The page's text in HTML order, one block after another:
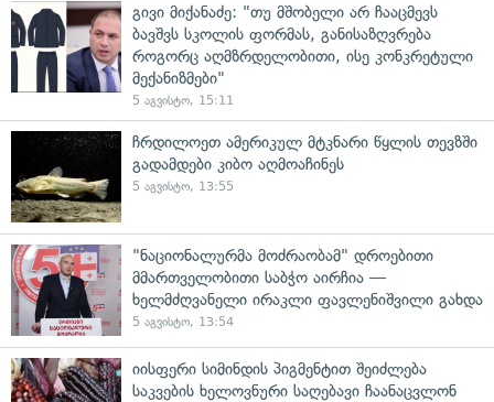
გივი მიქანაძე: "თუ მშობელი არ ჩააცმევს
ბავშვს სკოლის ფორმას, განისაზღვრება
როგორც აღმზრდელობითი, ისე კონკრეტული
მექანიზმები"
5 აგვისტო, 15:11
ჩრდილოეთ ამერიკულ მტკნარი წყლის თევზში
გადამდები კიბო აღმოაჩინეს
5 აგვისტო, 13:55
"ნაციონალურმა მოძრაობამ" დროებითი
მმართველობითი საბჭო აირჩია —
ხელმძღვანელი ირაკლი ფავლენიშვილი გახდა
5 აგვისტო, 13:54
იისფერი სიმინდის პიგმენტით შეიძლება
საკვების ხელოვნური საღებავი ჩაანაცვლონ